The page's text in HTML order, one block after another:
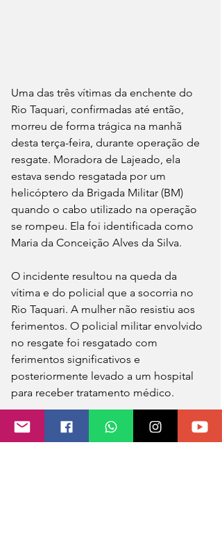
Uma das três vítimas da enchente do
Rio Taquari, confirmadas até então,
morreu de forma trágica na manhã
desta terça-feira, durante operação de
resgate. Moradora de Lajeado, ela
estava sendo resgatada por um
helicóptero da Brigada Militar (BM)
quando o cabo utilizado na operação
se rompeu. Ela foi identificada como
Maria da Conceição Alves da Silva.
O incidente resultou na queda da
vítima e do policial que a socorria no
Rio Taquari. A mulher não resistiu aos
ferimentos. O policial militar envolvido
no resgate foi resgatado com
ferimentos significativos e
posteriormente levado a um hospital
para receber tratamento médico.
A informação foi confirmada pelo
Governador Eduardo Leite. Relatos